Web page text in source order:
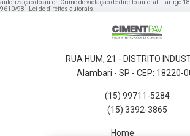
autorização do autor. Crime de violação de direito autoral – artigo
9610/98 - Lei de direitos autorais
RUA HUM, 21 - DISTRITO
Alambari - SP - CEP: 18220-
(15) 99711-5284
(15) 3392-3865
Home